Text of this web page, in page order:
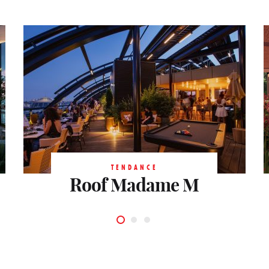
TENDANCE
Roof Madame M
TENDANCE
Terrasse de la
Bellevilloise
TENDANCE
Rooftop Laho